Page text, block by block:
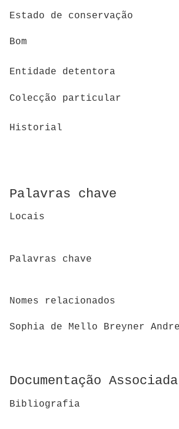
Estado de conservação
Bom
Entidade detentora
Colecção particular
Historial
Palavras chave
Locais
Palavras chave
Nomes relacionados
Sophia de Mello Breyner
Documentação Associada
Bibliografia